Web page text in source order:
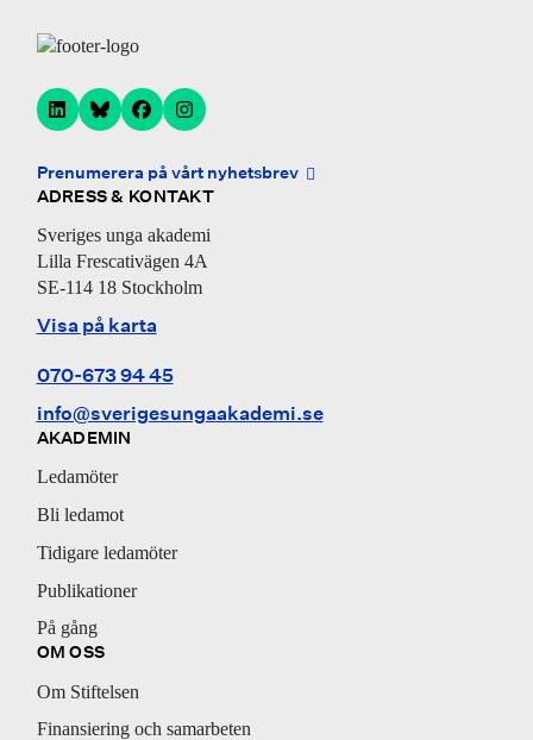
Prenumerera på vårt nyhetsbrev
ADRESS & KONTAKT
Sveriges unga akademi
Lilla Frescativägen 4A
SE-114 18 Stockholm
Visa på karta
070-673 94 45
info@sverigesungaakademi.se
AKADEMIN
Ledamöter
Bli ledamot
Tidigare ledamöter
Publikationer
På gång
OM OSS
Om Stiftelsen
Finansiering och samarbeten